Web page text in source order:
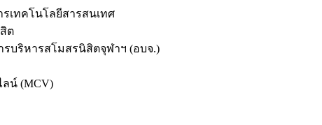
เทคโนโลยีสารสนเทศ
ต
รบริหารสโมสรนิสิตจุฬาฯ (อบจ.)
ลน์ (MCV)